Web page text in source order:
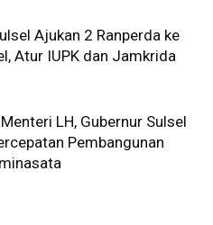
Ajukan 2 Ranperda ke
Atur IUPK dan Jamkrida
LH, Gubernur Sulsel
Pembangunan